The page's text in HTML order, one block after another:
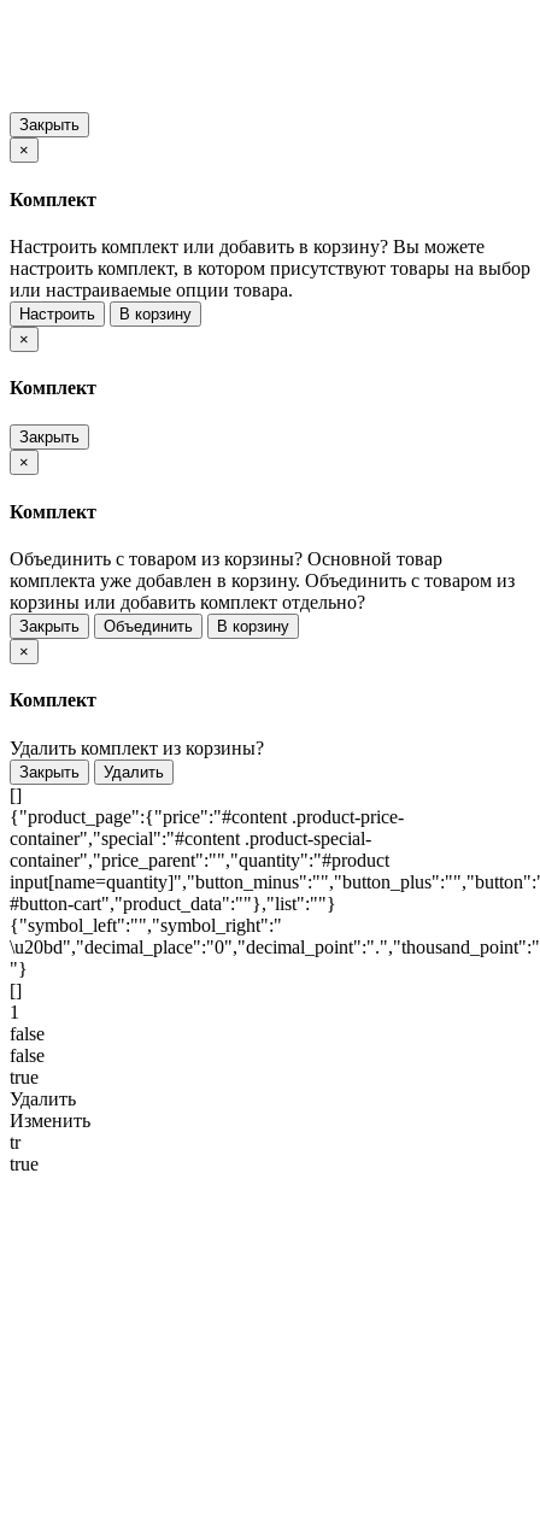
Закрыть
×
Комплект
Настроить комплект или добавить в корзину? Вы можете
настроить комплект, в котором присутствуют товары на выбор
или настраиваемые опции товара.
Настроить
В корзину
×
Комплект
Закрыть
×
Комплект
Объединить с товаром из корзины? Основной товар
комплекта уже добавлен в корзину. Объединить с товаром из
корзины или добавить комплект отдельно?
Закрыть Объединить
В корзину
×
Комплект
Удалить комплект из корзины?
Закрыть Удалить
[]
{"product_page":{"price":"#content .product-price-
container","special":"#content .product-special-
container","price_parent":"","quantity":"#product
#button-cart","product_data":""},"list":""}
{"symbol_left":"","symbol_right":"
\u20bd","decimal_place":"0","decimal_point":".","thousand_point":"
"}
[]
1
false
false
true
Удалить
Изменить
tr
true